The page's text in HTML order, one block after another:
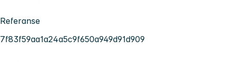
Referanse
7f83f59aa1a24a5c9f650a949d91d909